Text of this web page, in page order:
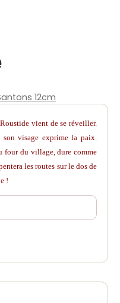
12cm
vient de se réveiller.
visage exprime la paix.
four du village, dure comme
les routes sur le dos de
!